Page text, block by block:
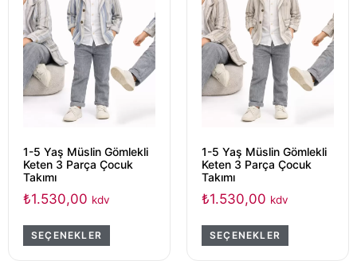
1-5 Yaş Müslin Gömlekli
Keten 3 Parça Çocuk
Takımı
₺1.530,00 kdv
SEÇENEKLER
1-5 Yaş Müslin Gömlekli
Keten 3 Parça Çocuk
Takımı
₺1.530,00 kdv
SEÇENEKLER